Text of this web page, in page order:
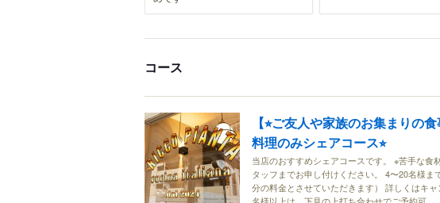
コース
【⭐︎ご友人や家族のお集まりの
料理のみシェアコース⭐︎
当店のおすすめシェアコースです。 ※苦手な食
タッフまでお申し付けください。 4〜20名様
分の料金とさせていただきます） 詳しくはキ